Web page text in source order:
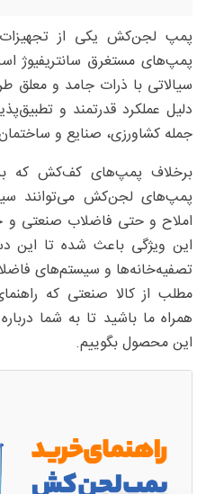
پمپ لجن‌کش یکی از تجهیزات
پمپ‌های مستغرق سانتریفیوژ
سیالاتی با ذرات جامد و
دلیل عملکرد قدرتمند و
جمله کشاورزی، صنایع و
برخلاف پمپ‌های کف‌کش که
پمپ‌های لجن‌کش می‌توانند
املاح و حتی فاضلاب صنعتی و
این ویژگی باعث شده تا این
تصفیه‌خانه‌ها و سیستم‌های
مطلب از کالا صنعتی که
همراه ما باشید تا به شما
این محصول بگوییم.